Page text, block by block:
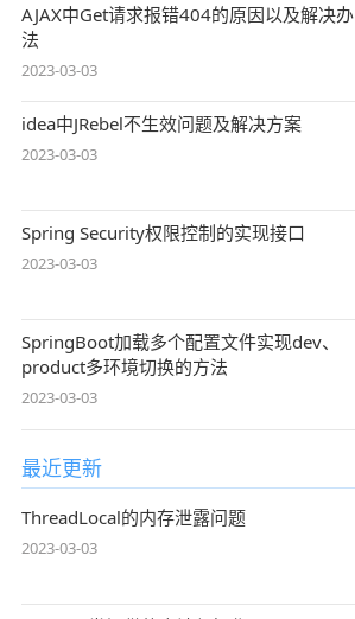
AJAX中Get请求报错404的原因以及解决办
法
2023-03-03
idea中JRebel不生效问题及解决方案
2023-03-03
Spring Security权限控制的实现接口
2023-03-03
SpringBoot加载多个配置文件实现dev、
product多环境切换的方法
2023-03-03
最近更新
ThreadLocal的内存泄露问题
2023-03-03